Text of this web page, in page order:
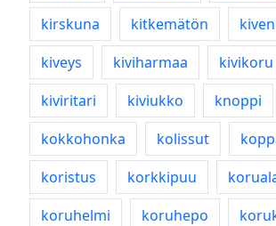
kirskuna
kitkemätön
kiveys
kiviharmaa
kivikoru
kiviritari
kiviukko knoppi
kokkohonka
kolissut
koristus
korkkipuu
koruhelmi
koruhepo